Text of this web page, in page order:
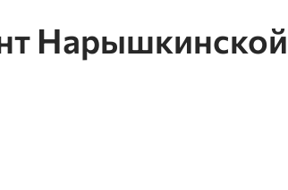
Нарышкинской